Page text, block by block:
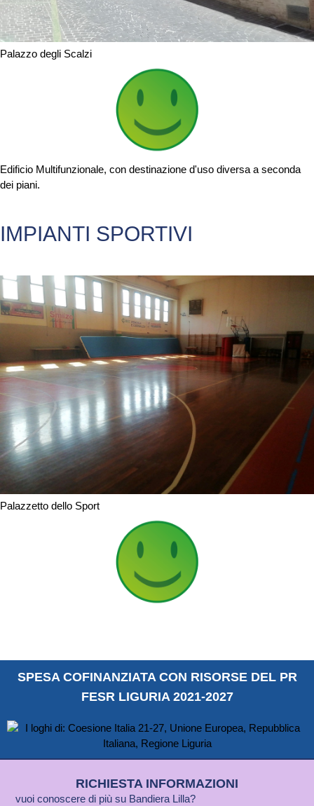
Palazzo degli Scalzi
Edificio Multifunzionale, con destinazione d'uso diversa a seconda
dei piani.
IMPIANTI SPORTIVI
Palazzetto dello Sport
SPESA COFINANZIATA CON RISORSE DEL PR
FESR LIGURIA 2021-2027
RICHIESTA INFORMAZIONI
vuoi conoscere di più su Bandiera Lilla?